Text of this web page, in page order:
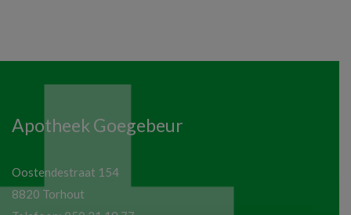
Apotheek Goegebeur
Oostendestraat 154
8820 Torhout